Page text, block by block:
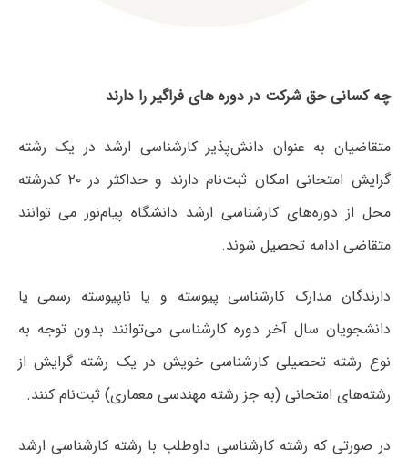
چه کسانی حق شرکت در دوره های فراگیر را دارند
متقاضیان به عنوان دانش‌پذیر کارشناسی‌ ارشد در یک رشته
گرایش امتحانی امکان ثبت‌نام دارند و حداکثر در ۲۰ کدرشته
محل از دوره‌های کارشناسی ‌ارشد دانشگاه پیام‌نور می توانند
متقاضی ادامه تحصیل شوند.
دارندگان مدارک ‌کارشناسی پیوسته و یا ناپیوسته رسمی یا
دانشجویان سال آخر دوره کارشناسی می‌توانند بدون توجه به
نوع رشته تحصیلی کارشناسی خویش در یک رشته گرایش از
رشته‌های امتحانی (به جز رشته مهندسی معماری) ثبت‌نام کنند.
در صورتی که رشته کارشناسی داوطلب با رشته کارشناسی ‌ارشد